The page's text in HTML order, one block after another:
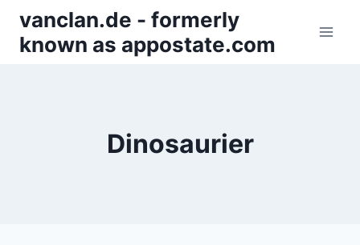
Inhalt
springen
vanclan.de - formerly
known as appostate.com
Dinosaurier